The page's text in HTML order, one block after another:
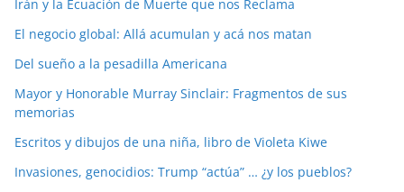
Irán y la Ecuación de Muerte que nos Reclama
El negocio global: Allá acumulan y acá nos matan
Del sueño a la pesadilla Americana
Mayor y Honorable Murray Sinclair: Fragmentos de sus
memorias
Escritos y dibujos de una niña, libro de Violeta Kiwe
Invasiones, genocidios: Trump “actúa” … ¿y los pueblos?